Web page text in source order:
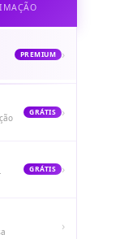
PREMIUM ›
GRÁTIS ›
GRÁTIS ›
›